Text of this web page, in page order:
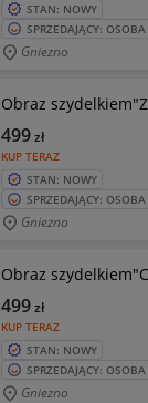
STAN: NOWY
SPRZEDAJĄCY:
Gniezno
Obraz
KUP TERAZ
499zł
STAN: NOWY
SPRZEDAJĄCY:
Gniezno
Obraz
KUP TERAZ
499zł
STAN: NOWY
SPRZEDAJĄCY:
Gniezno